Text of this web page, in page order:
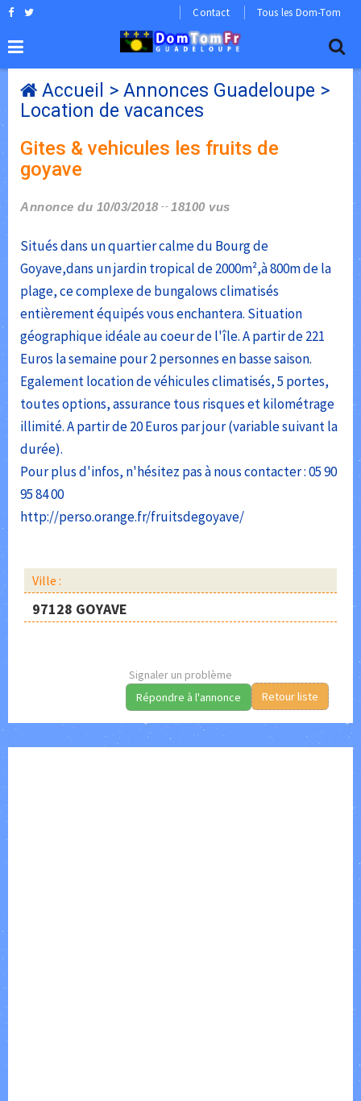
Contact Tous les Dom-Tom
Accueil > Annonces Guadeloupe >
Location de vacances
Gites & vehicules les fruits de
goyave
Annonce du 10/03/2018 18100 vus
Situés dans un quartier calme du Bourg de
Goyave,dans un jardin tropical de 2000m²,à 800m de la
plage, ce complexe de bungalows climatisés
entièrement équipés vous enchantera. Situation
géographique idéale au coeur de l'île. A partir de 221
Euros la semaine pour 2 personnes en basse saison.
Egalement location de véhicules climatisés, 5 portes,
toutes options, assurance tous risques et kilométrage
illimité. A partir de 20 Euros par jour (variable suivant la
durée).
Pour plus d'infos, n'hésitez pas à nous contacter : 05 90
95 84 00
http://perso.orange.fr/fruitsdegoyave/
Ville :
97128 GOYAVE
Signaler un problème
Retour liste
Répondre à l'annonce